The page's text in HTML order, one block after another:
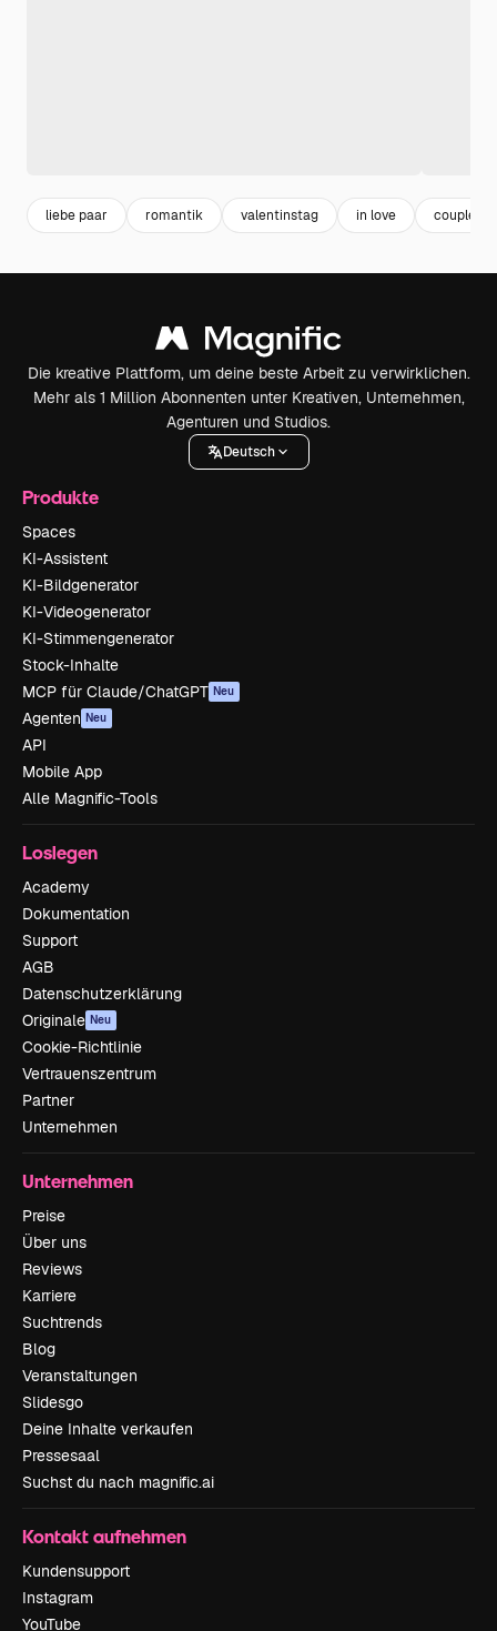
liebe paar romantik valentinstag in love couple
Die kreative Plattform, um deine beste Arbeit zu verwirklichen.
Mehr als 1 Million Abonnenten unter Kreativen, Unternehmen,
Agenturen und Studios.
Deutsch
Produkte
Spaces
KI-Assistent
KI-Bildgenerator
KI-Videogenerator
KI-Stimmengenerator
Stock-Inhalte
MCP für Claude/ChatGPT Neu
Agenten Neu
API
Mobile App
Alle Magnific-Tools
Loslegen
Academy
Dokumentation
Support
AGB
Datenschutzerklärung
Originale Neu
Cookie-Richtlinie
Vertrauenszentrum
Partner
Unternehmen
Unternehmen
Preise
Über uns
Reviews
Karriere
Suchtrends
Blog
Veranstaltungen
Slidesgo
Deine Inhalte verkaufen
Pressesaal
Suchst du nach magnific.ai
Kontakt aufnehmen
Kundensupport
Instagram
YouTube